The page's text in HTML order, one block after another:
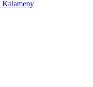
Kalameny